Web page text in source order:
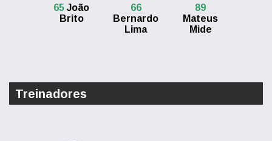
65 João
Brito
66
Bernardo
Lima
89
Mateus
Mide
Treinadores